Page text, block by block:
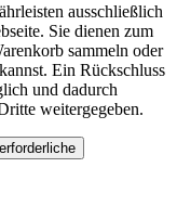
ausschließlich
Sie dienen zum
sammeln oder
Ein Rückschluss
und dadurch
weitergegeben.